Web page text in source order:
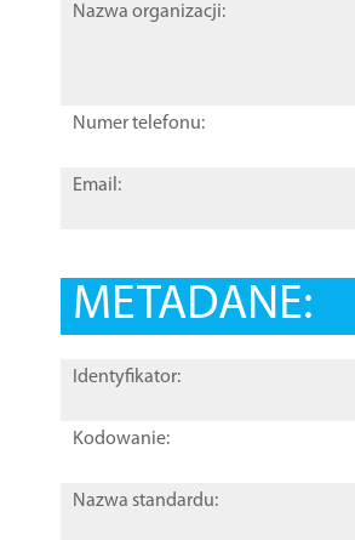
Nazwa organizacji:
Numer telefonu:
Email:
METADANE:
Identyfikator:
Kodowanie:
Nazwa standardu: